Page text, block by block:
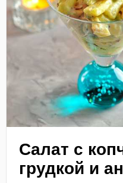
Салат с
грудкой и